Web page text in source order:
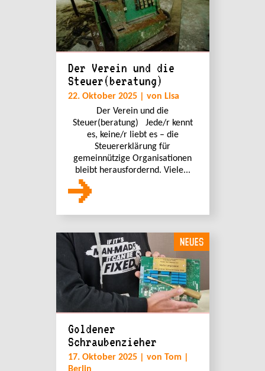
Der Verein und die
Steuer(beratung)
22. Oktober 2025 | von Lisa
Der Verein und die
Steuer(beratung) Jede/r kennt
es, keine/r liebt es – die
Steuererklärung für
gemeinnützige Organisationen
bleibt herausfordernd. Viele...
NEUES
Goldener
Schraubenzieher
17. Oktober 2025 | von Tom |